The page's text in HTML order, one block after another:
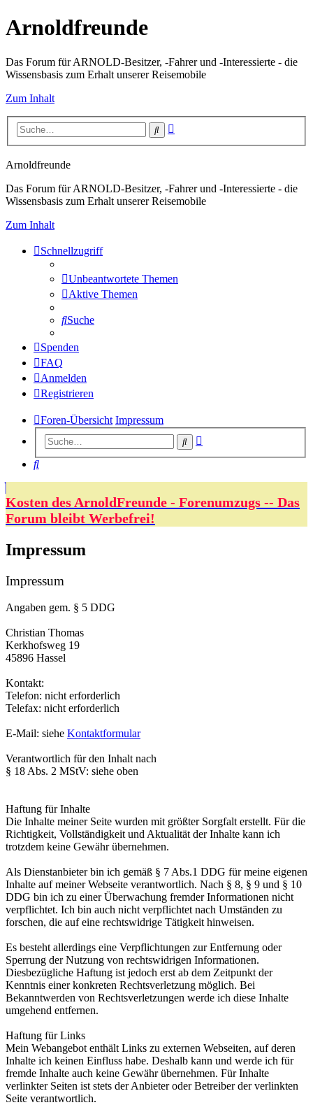
Arnoldfreunde
Das Forum für ARNOLD-Besitzer, -Fahrer und -Interessierte - die
Wissensbasis zum Erhalt unserer Reisemobile
Zum Inhalt
Suche
Arnoldfreunde
Das Forum für ARNOLD-Besitzer, -Fahrer und -Interessierte - die
Wissensbasis zum Erhalt unserer Reisemobile
Zum Inhalt
Schnellzugriff
Unbeantwortete Themen
Aktive Themen
Suche
Spenden
FAQ
Anmelden
Registrieren
Foren-Übersicht Impressum
Suche
Suche
Kosten des ArnoldFreunde - Forenumzugs -- Das
Forum bleibt Werbefrei!
Impressum
Impressum
Angaben gem. § 5 DDG
Christian Thomas
Kerkhofsweg 19
45896 Hassel
Kontakt:
Telefon: nicht erforderlich
Telefax: nicht erforderlich
E-Mail: siehe Kontaktformular
Verantwortlich für den Inhalt nach
§ 18 Abs. 2 MStV: siehe oben
Haftung für Inhalte
Die Inhalte meiner Seite wurden mit größter Sorgfalt erstellt. Für die
Richtigkeit, Vollständigkeit und Aktualität der Inhalte kann ich
trotzdem keine Gewähr übernehmen.
Als Dienstanbieter bin ich gemäß § 7 Abs.1 DDG für meine eigenen
Inhalte auf meiner Webseite verantwortlich. Nach § 8, § 9 und § 10
DDG bin ich zu einer Überwachung fremder Informationen nicht
verpflichtet. Ich bin auch nicht verpflichtet nach Umständen zu
forschen, die auf eine rechtswidrige Tätigkeit hinweisen.
Es besteht allerdings eine Verpflichtungen zur Entfernung oder
Sperrung der Nutzung von rechtswidrigen Informationen.
Diesbezügliche Haftung ist jedoch erst ab dem Zeitpunkt der
Kenntnis einer konkreten Rechtsverletzung möglich. Bei
Bekanntwerden von Rechtsverletzungen werde ich diese Inhalte
umgehend entfernen.
Haftung für Links
Mein Webangebot enthält Links zu externen Webseiten, auf deren
Inhalte ich keinen Einfluss habe. Deshalb kann und werde ich für
fremde Inhalte auch keine Gewähr übernehmen. Für Inhalte
verlinkter Seiten ist stets der Anbieter oder Betreiber der verlinkten
Seite verantwortlich.